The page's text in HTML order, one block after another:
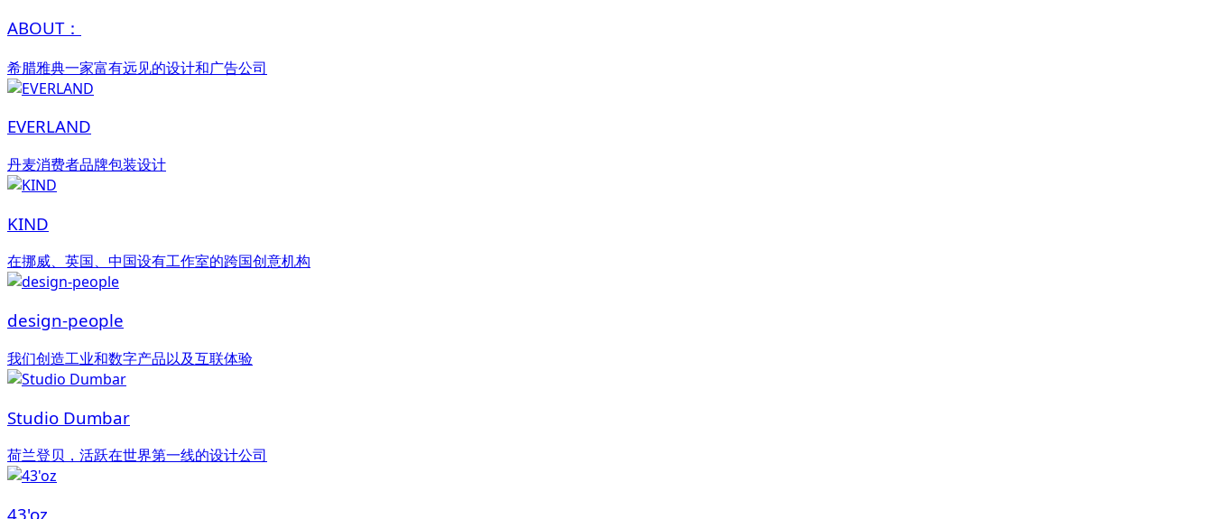
ABOUT：
希腊雅典一家富有远见的设计和广告公司
EVERLAND
丹麦消费者品牌包装设计
KIND
在挪威、英国、中国设有工作室的跨国创意机构
design-people
我们创造工业和数字产品以及互联体验
Studio Dumbar
荷兰登贝，活跃在世界第一线的设计公司
43'oz